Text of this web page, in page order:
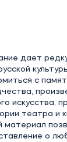
дает
с
искусства,
театра и
материал
о